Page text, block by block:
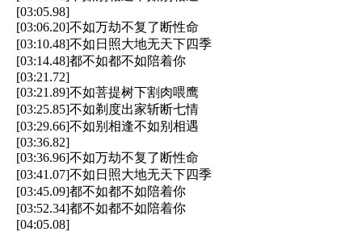
[03:05.98]
[03:06.20]不如万劫不复了断性命
[03:10.48]不如日照大地无天下四季
[03:14.48]都不如都不如陪着你
[03:21.72]
[03:21.89]不如菩提树下割肉喂鹰
[03:25.85]不如剃度出家斩断七情
[03:29.66]不如别相逢不如别相遇
[03:36.82]
[03:36.96]不如万劫不复了断性命
[03:41.07]不如日照大地无天下四季
[03:45.09]都不如都不如陪着你
[03:52.34]都不如都不如陪着你
[04:05.08]